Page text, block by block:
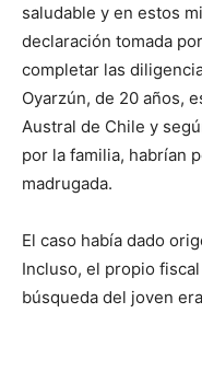
saludable y en estos
declaración tomada
completar las
Oyarzún, de 20 años,
Austral de Chile y
por la familia, habrían
madrugada.
El caso había dado
Incluso, el propio
búsqueda del joven